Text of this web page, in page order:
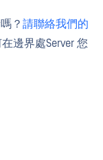
？ 請聯絡我們的
在邊界處Server 您